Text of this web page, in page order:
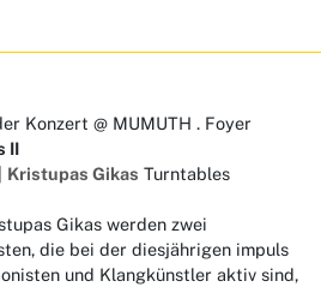
Konzert @ MUMUTH . Foyer
II
Kristupas Gikas Turntables
Gikas werden zwei
die bei der diesjährigen impuls
und Klangkünstler aktiv sind,